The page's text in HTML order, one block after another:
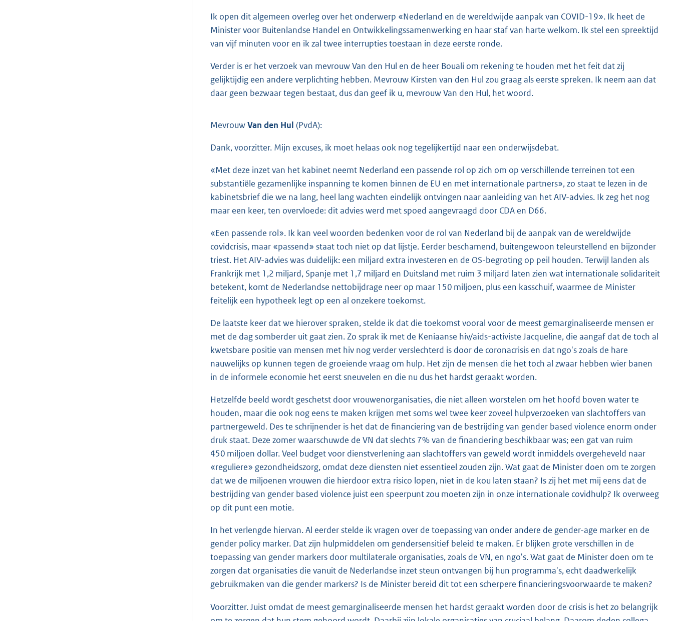
Ik open dit algemeen overleg over het onderwerp «Nederland en de wereldwijde aanpak van COVID-19». Ik heet de
Minister voor Buitenlandse Handel en Ontwikkelingssamenwerking en haar staf van harte welkom. Ik stel een spreektijd
van vijf minuten voor en ik zal twee interrupties toestaan in deze eerste ronde.
Verder is er het verzoek van mevrouw Van den Hul en de heer Bouali om rekening te houden met het feit dat zij
gelijktijdig een andere verplichting hebben. Mevrouw Kirsten van den Hul zou graag als eerste spreken. Ik neem aan dat
daar geen bezwaar tegen bestaat, dus dan geef ik u, mevrouw Van den Hul, het woord.
MevrouwVan den Hul (PvdA):
Dank, voorzitter. Mijn excuses, ik moet helaas ook nog tegelijkertijd naar een onderwijsdebat.
«Met deze inzet van het kabinet neemt Nederland een passende rol op zich om op verschillende terreinen tot een
substantiële gezamenlijke inspanning te komen binnen de EU en met internationale partners», zo staat te lezen in de
kabinetsbrief die we na lang, heel lang wachten eindelijk ontvingen naar aanleiding van het AIV-advies. Ik zeg het nog
maar een keer, ten overvloede: dit advies werd met spoed aangevraagd door CDA en D66.
«Een passende rol». Ik kan veel woorden bedenken voor de rol van Nederland bij de aanpak van de wereldwijde
covidcrisis, maar «passend» staat toch niet op dat lijstje. Eerder beschamend, buitengewoon teleurstellend en bijzonder
triest. Het AIV-advies was duidelijk: een miljard extra investeren en de OS-begroting op peil houden. Terwijl landen als
Frankrijk met 1,2 miljard, Spanje met 1,7 miljard en Duitsland met ruim 3 miljard laten zien wat internationale solidariteit
betekent, komt de Nederlandse nettobijdrage neer op maar 150 miljoen, plus een kasschuif, waarmee de Minister
feitelijk een hypotheek legt op een al onzekere toekomst.
De laatste keer dat we hierover spraken, stelde ik dat die toekomst vooral voor de meest gemarginaliseerde mensen er
met de dag somberder uit gaat zien. Zo sprak ik met de Keniaanse hiv/aids-activiste Jacqueline, die aangaf dat de toch al
kwetsbare positie van mensen met hiv nog verder verslechterd is door de coronacrisis en dat ngo's zoals de hare
nauwelijks op kunnen tegen de groeiende vraag om hulp. Het zijn de mensen die het toch al zwaar hebben wier banen
in de informele economie het eerst sneuvelen en die nu dus het hardst geraakt worden.
Hetzelfde beeld wordt geschetst door vrouwenorganisaties, die niet alleen worstelen om het hoofd boven water te
houden, maar die ook nog eens te maken krijgen met soms wel twee keer zoveel hulpverzoeken van slachtoffers van
partnergeweld. Des te schrijnender is het dat de financiering van de bestrijding van gender based violence enorm onder
druk staat. Deze zomer waarschuwde de VN dat slechts 7% van de financiering beschikbaar was; een gat van ruim
450 miljoen dollar. Veel budget voor dienstverlening aan slachtoffers van geweld wordt inmiddels overgeheveld naar
«reguliere» gezondheidszorg, omdat deze diensten niet essentieel zouden zijn. Wat gaat de Minister doen om te zorgen
dat we de miljoenen vrouwen die hierdoor extra risico lopen, niet in de kou laten staan? Is zij het met mij eens dat de
bestrijding van gender based violence juist een speerpunt zou moeten zijn in onze internationale covidhulp? Ik overweeg
op dit punt een motie.
In het verlengde hiervan. Al eerder stelde ik vragen over de toepassing van onder andere de gender-age marker en de
gender policy marker. Dat zijn hulpmiddelen om gendersensitief beleid te maken. Er blijken grote verschillen in de
toepassing van gender markers door multilaterale organisaties, zoals de VN, en ngo's. Wat gaat de Minister doen om te
zorgen dat organisaties die vanuit de Nederlandse inzet steun ontvangen bij hun programma's, echt daadwerkelijk
gebruikmaken van die gender markers? Is de Minister bereid dit tot een scherpere financieringsvoorwaarde te maken?
Voorzitter. Juist omdat de meest gemarginaliseerde mensen het hardst geraakt worden door de crisis is het zo belangrijk